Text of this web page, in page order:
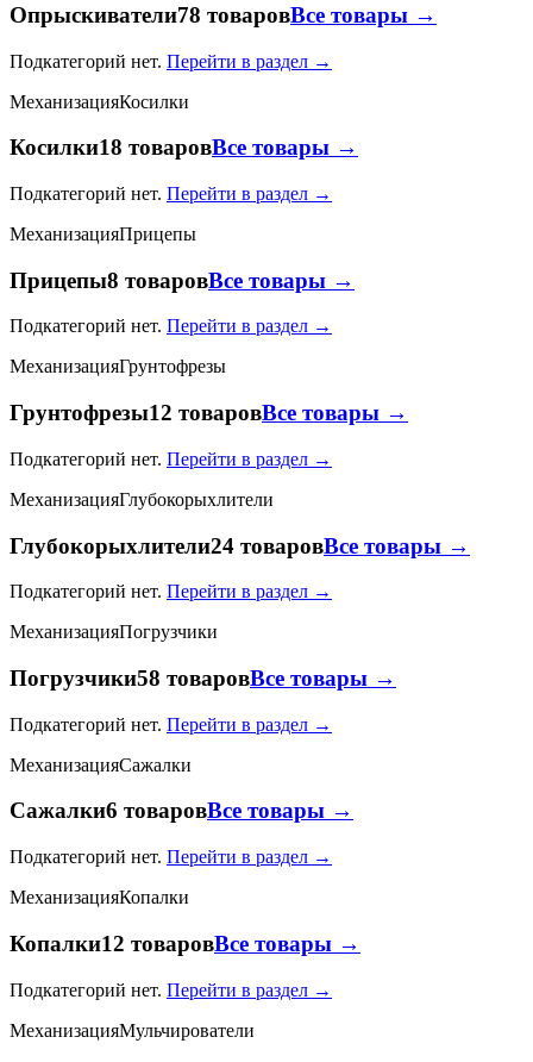
Опрыскиватели78 товаровВсе товары →
Подкатегорий нет. Перейти в раздел →
МеханизацияКосилки
Косилки18 товаровВсе товары →
Подкатегорий нет. Перейти в раздел →
МеханизацияПрицепы
Прицепы8 товаровВсе товары →
Подкатегорий нет. Перейти в раздел →
МеханизацияГрунтофрезы
Грунтофрезы12 товаровВсе товары →
Подкатегорий нет. Перейти в раздел →
МеханизацияГлубокорыхлители
Глубокорыхлители24 товаровВсе товары →
Подкатегорий нет. Перейти в раздел →
МеханизацияПогрузчики
Погрузчики58 товаровВсе товары →
Подкатегорий нет. Перейти в раздел →
МеханизацияСажалки
Сажалки6 товаровВсе товары →
Подкатегорий нет. Перейти в раздел →
МеханизацияКопалки
Копалки12 товаровВсе товары →
Подкатегорий нет. Перейти в раздел →
МеханизацияМульчирователи